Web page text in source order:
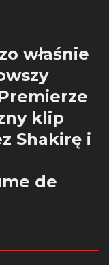
właśnie
klip
Shakirę i
de